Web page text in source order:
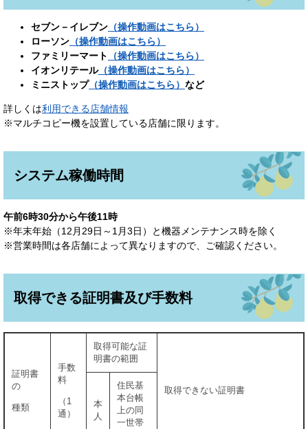
セブン－イレブン （操作動画はこちら）​
ローソン （操作動画はこちら）
ファミリーマート
（操作動画はこちら）
イオンリテール（操作動画はこちら）​
ミニストップ（操作動画はこちら） など
詳しくは利用できる店舗情報​
※マルチコピー機を設置している店舗に限ります。
システム稼働時間
午前6時30分から午後11時
※年末年始（12月29日～1月3日）と機器メンテナンス時を除く
※営業時間は各店舗によって異なりますので、ご確認ください。
取得できる証明書及び手数料
証明書
の
種類
手数
料
（1
通）
取得可能な証
明書の範囲
取得できない証明書
本
人
住民基
本台帳
上の同
一世帯